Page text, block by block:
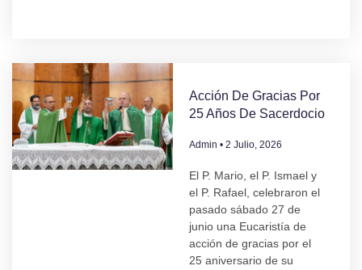
Acción De Gracias Por
25 Años De Sacerdocio
Admin 2 Julio, 2026
El P. Mario, el P. Ismael y
el P. Rafael, celebraron el
pasado sábado 27 de
junio una Eucaristía de
acción de gracias por el
25 aniversario de su